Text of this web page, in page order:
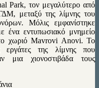
Park, τον μεγαλύτερο από
μεταξύ της λίμνης του
Μόλις εμφανίστηκε
ένα εντυπωσιακό μνημείο
χωριό Mavrovi Anovi. Το
εργάτες της λίμνης που
μια χιονοστιβάδα τους